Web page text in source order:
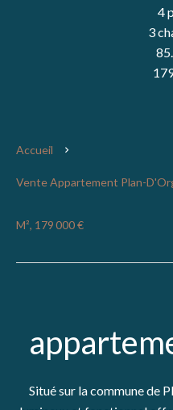
4
3
Accueil
Vente Appartement Plan-
M², 179 000 €
Situé sur la commune de